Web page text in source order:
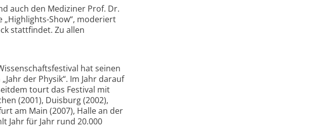
auch den Mediziner Prof. Dr.
Show“, moderiert
stattfindet. Zu allen
hat seinen
der Physik“. Im Jahr darauf
tourt das Festival mit
(2001), Duisburg (2002),
am Main (2007), Halle an der
Jahr für Jahr rund 20.000